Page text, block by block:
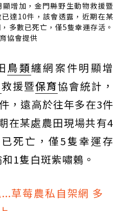
增加，金門縣野生動物救援暨
達10件，該會透露，近期在某
多數已死亡，僅5隻幸運存活。
協會提供
鳥類纏網案件明顯增
救援暨保育協會統計，
，遠高於往年多在3件
在某處農田現場共有4
死亡，僅5隻幸運存
1隻白斑紫嘯鶇。
草莓農私自架網 多